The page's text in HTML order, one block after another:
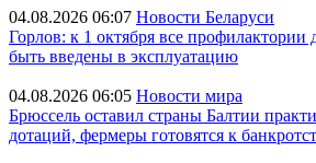
04.08.2026 06:07 Новости Беларуси
Горлов: к 1 октября все профилактории
быть введены в эксплуатацию
04.08.2026 06:05 Новости мира
Брюссель оставил страны Балтии
дотаций, фермеры готовятся к